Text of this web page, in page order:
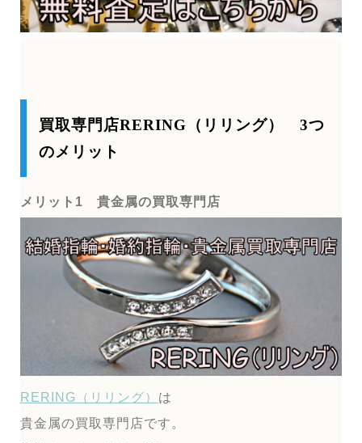
買取専門店RERING（リリング） 3つ
のメリット
メリット1 貴金属の買取専門店
RERING（リリング） は
貴金属の買取専門店です。